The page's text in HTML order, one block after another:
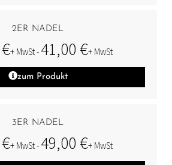
2ER NADEL
€+ MwSt - 41,00 €+ MwSt
zum Produkt
3ER NADEL
€+ MwSt - 49,00 €+ MwSt